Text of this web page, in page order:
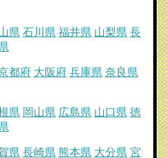
県 石川県 福井県 山梨県 長
都府 大阪府 兵庫県 奈良県
県 岡山県 広島県 山口県 徳
県 長崎県 熊本県 大分県 宮